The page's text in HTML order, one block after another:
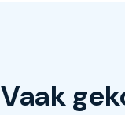
Vaak